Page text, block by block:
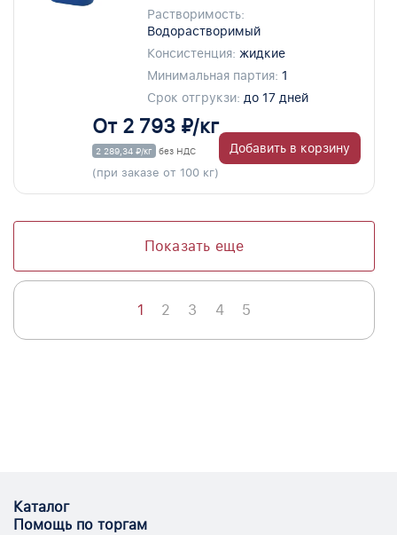
Растворимость:
Водорастворимый
Консистенция: жидкие
Минимальная партия: 1
Срок отгрукзи: до 17 дней
От 2 793 ₽/кг
2 289,34 ₽/кг без НДС
(при заказе от 100 кг)
Добавить в корзину
Показать еще
1 2 3 4 5
Каталог
Помощь по торгам